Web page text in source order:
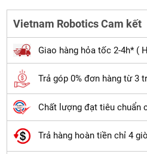
Vietnam Robotics Cam kết
Giao hàng hỏa tốc 2-4h* (
Trả góp 0% đơn hàng từ 3
Chất lượng đạt tiêu chuẩn
Trả hàng hoàn tiền chỉ 4